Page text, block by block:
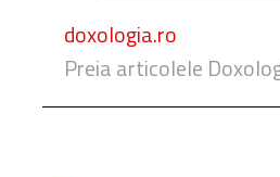
doxologia.ro
Preia articolele